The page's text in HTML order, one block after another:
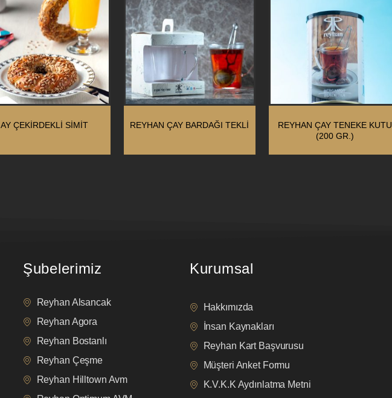
AY ÇEKIRDEKLI SIMIT REYHAN ÇAY BARDAĞI TEKLI
REYHAN ÇAY TENEKE KUTU
(200 GR.)
Şubelerimiz
Reyhan Alsancak
Reyhan Agora
Reyhan Bostanlı
Reyhan Çeşme
Reyhan Hilltown Avm
Kurumsal
Hakkımızda
İnsan Kaynakları
Reyhan Kart Başvurusu
Müşteri Anket Formu
K.V.K.K Aydınlatma Metni